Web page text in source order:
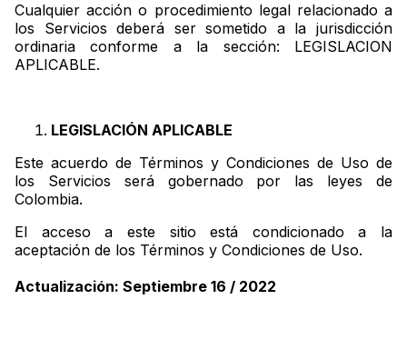
Cualquier acción o procedimiento legal relacionado a
los Servicios deberá ser sometido a la jurisdicción
ordinaria conforme a la sección: LEGISLACION
APLICABLE.
LEGISLACIÓN APLICABLE
Este acuerdo de Términos y Condiciones de Uso de
los Servicios será gobernado por las leyes de
Colombia.
El acceso a este sitio está condicionado a la
aceptación de los Términos y Condiciones de Uso.
Actualización: Septiembre 16 / 2022